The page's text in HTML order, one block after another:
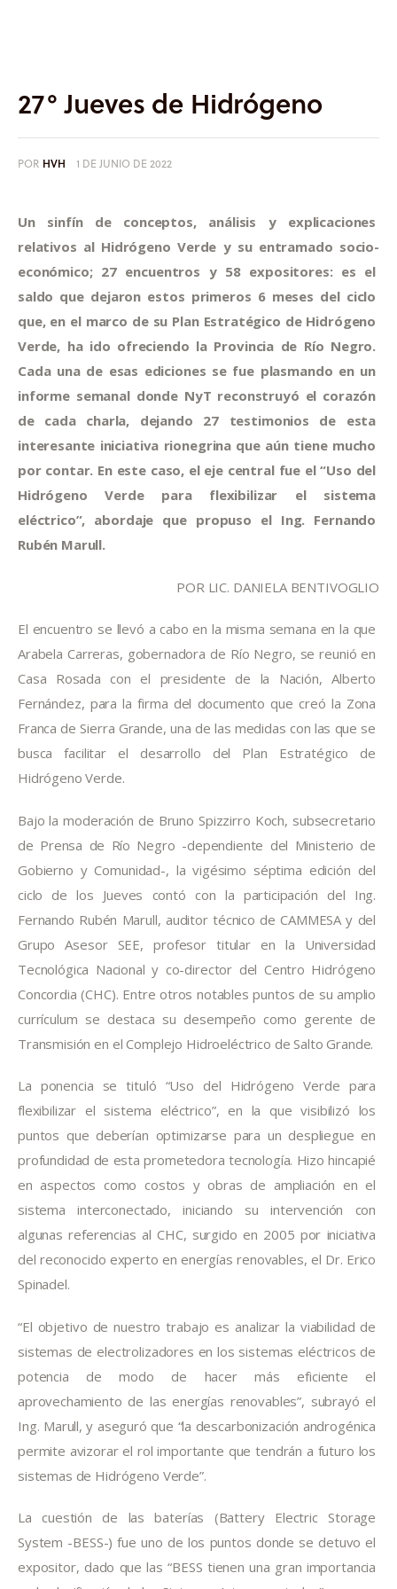
27° Jueves de Hidrógeno
POR HVH 1 DE JUNIO DE 2022
Un sinfín de conceptos, análisis y explicaciones
relativos al Hidrógeno Verde y su entramado socio-
económico; 27 encuentros y 58 expositores: es el
saldo que dejaron estos primeros 6 meses del ciclo
que, en el marco de su Plan Estratégico de Hidrógeno
Verde, ha ido ofreciendo la Provincia de Río Negro.
Cada una de esas ediciones se fue plasmando en un
informe semanal donde NyT reconstruyó el corazón
de cada charla, dejando 27 testimonios de esta
interesante iniciativa rionegrina que aún tiene mucho
por contar. En este caso, el eje central fue el “Uso del
Hidrógeno Verde para flexibilizar el sistema
eléctrico”, abordaje que propuso el Ing. Fernando
Rubén Marull.
POR LIC. DANIELA BENTIVOGLIO
El encuentro se llevó a cabo en la misma semana en la que
Arabela Carreras, gobernadora de Río Negro, se reunió en
Casa Rosada con el presidente de la Nación, Alberto
Fernández, para la firma del documento que creó la Zona
Franca de Sierra Grande, una de las medidas con las que se
busca facilitar el desarrollo del Plan Estratégico de
Hidrógeno Verde.
Bajo la moderación de Bruno Spizzirro Koch, subsecretario
de Prensa de Río Negro -dependiente del Ministerio de
Gobierno y Comunidad-, la vigésimo séptima edición del
ciclo de los Jueves contó con la participación del Ing.
Fernando Rubén Marull, auditor técnico de CAMMESA y del
Grupo Asesor SEE, profesor titular en la Universidad
Tecnológica Nacional y co-director del Centro Hidrógeno
Concordia (CHC). Entre otros notables puntos de su amplio
currículum se destaca su desempeño como gerente de
Transmisión en el Complejo Hidroeléctrico de Salto Grande.
La ponencia se tituló “Uso del Hidrógeno Verde para
flexibilizar el sistema eléctrico”, en la que visibilizó los
puntos que deberían optimizarse para un despliegue en
profundidad de esta prometedora tecnología. Hizo hincapié
en aspectos como costos y obras de ampliación en el
sistema interconectado, iniciando su intervención con
algunas referencias al CHC, surgido en 2005 por iniciativa
del reconocido experto en energías renovables, el Dr. Erico
Spinadel.
“El objetivo de nuestro trabajo es analizar la viabilidad de
sistemas de electrolizadores en los sistemas eléctricos de
potencia de modo de hacer más eficiente el
aprovechamiento de las energías renovables”, subrayó el
Ing. Marull, y aseguró que “la descarbonización androgénica
permite avizorar el rol importante que tendrán a futuro los
sistemas de Hidrógeno Verde”.
La cuestión de las baterías (Battery Electric Storage
System -BESS-) fue uno de los puntos donde se detuvo el
expositor, dado que las “BESS tienen una gran importancia